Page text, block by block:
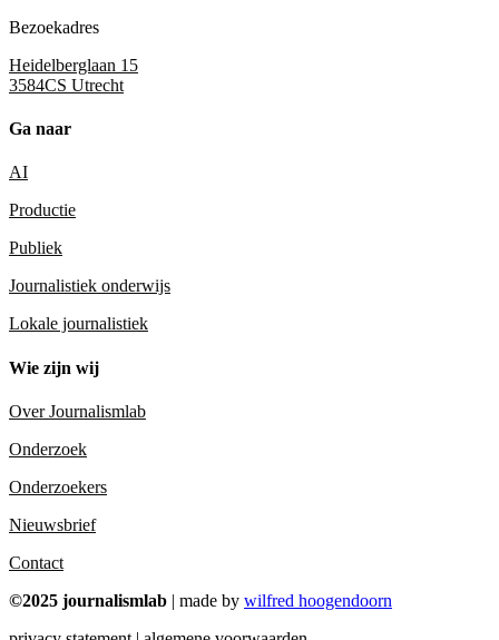
Bezoekadres
Heidelberglaan 15
3584CS Utrecht
Ga naar
AI
Productie
Publiek
Journalistiek onderwijs
Lokale journalistiek
Wie zijn wij
Over Journalismlab
Onderzoek
Onderzoekers
Nieuwsbrief
Contact
©2025 journalismlab | made by wilfred hoogendoorn